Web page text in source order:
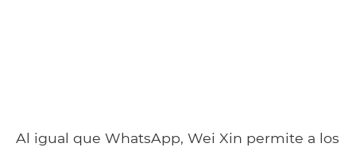
Al igual que WhatsApp, Wei Xin permite a los